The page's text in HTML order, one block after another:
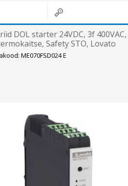
DOL starter 24VDC, 3f 400VAC,
Safety STO, Lovato
ME070FSD024 E